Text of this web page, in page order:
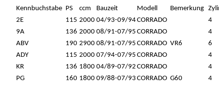
Kennbuchstabe PS ccm Bauzeit Modell Bemerkung
2E
115 2000 04/93-09/94CORRADO
4
9A
136 2000 08/91-07/95 CORRADO
4
ABV
190 2900 08/91-07/95 CORRADO VR6
6
ADY
115 2000 07/94-07/95 CORRADO
4
KR
136 1800 04/89-07/92 CORRADO
4
PG
160 1800 09/88-07/93 CORRADO G60 4